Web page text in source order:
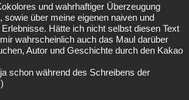
und wahrhaftiger Überzeugung
sowie über meine eigenen naiven und
Hätte ich nicht selbst diesen Text
wahrscheinlich auch das Maul darüber
Autor und Geschichte durch den Kakao
schon während des Schreibens der